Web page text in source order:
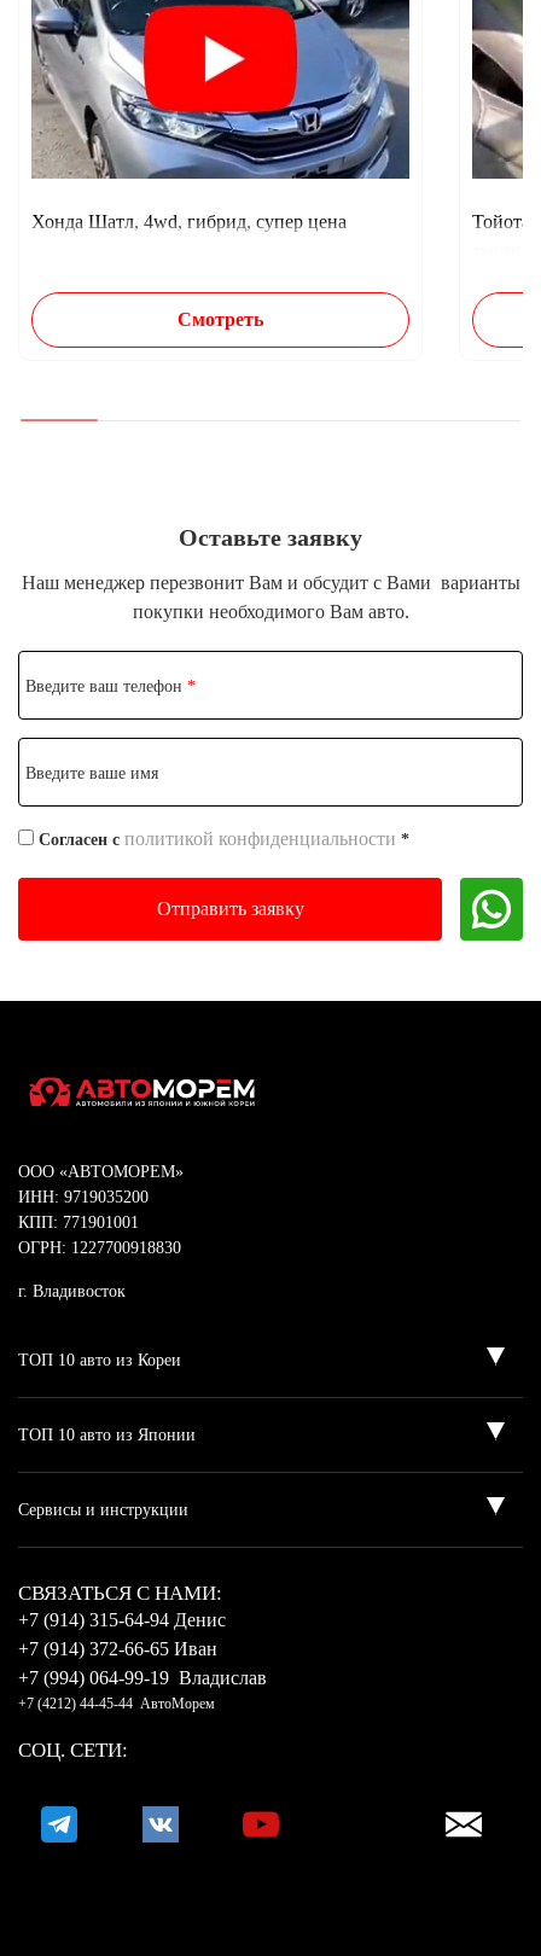
Хонда Шатл, 4wd, гибрид, супер цена
Смотреть
Тойота
Оставьте заявку
Наш менеджер перезвонит Вам и обсудит с Вами варианты
покупки необходимого Вам авто.
Введите ваш телефон *
Введите ваше имя
Согласен с политикой конфиденциальности *
ООО «АВТОМОРЕМ»
ИНН: 9719035200
КПП: 771901001
ОГРН: 1227700918830
г. Владивосток
CВЯЗАТЬСЯ С НАМИ:
+7 (914) 315-64-94 Денис
+7 (914) 372-66-65 Иван
+7 (994) 064-99-19 Владислав
+7 (4212) 44-45-44 АвтоМорем
СОЦ. СЕТИ: